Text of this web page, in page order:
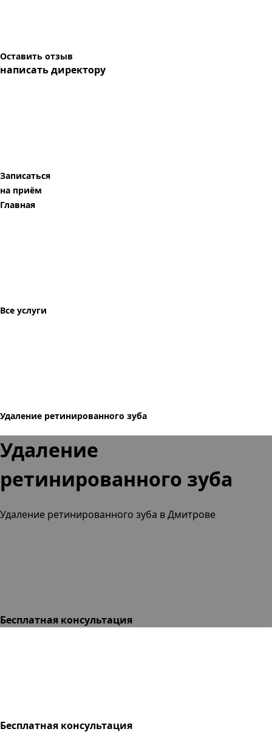
Оставить отзыв
написать директору
Записаться
на приём
Главная
Все услуги
Удаление ретинированного зуба
Удаление
ретинированного зуба
Удаление ретинированного зуба в Дмитрове
Бесплатная консультация
Бесплатная консультация